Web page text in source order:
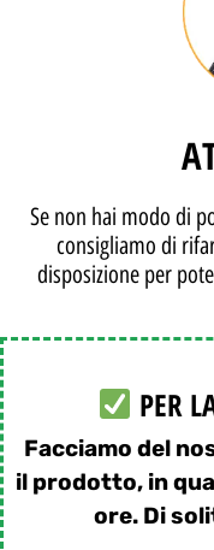
Se non hai modo di
consigliamo di
disposizione per
PER
Facciamo del
il prodotto, in
ore. Di